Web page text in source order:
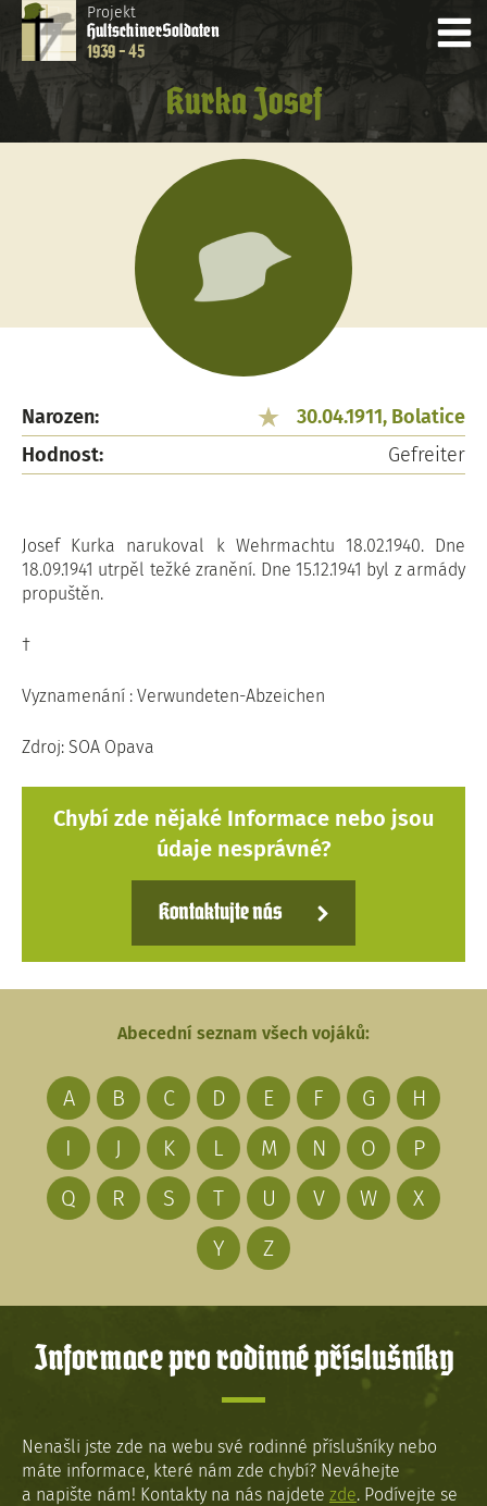
Projekt
HultschinerSoldaten
1939 - 45
Kurka Josef
Narozen:
30.04.1911, Bolatice
Hodnost:
Gefreiter
Josef Kurka narukoval k Wehrmachtu 18.02.1940. Dne
18.09.1941 utrpěl težké zranění. Dne 15.12.1941 byl z armády
propuštěn.
†
Vyznamenání : Verwundeten-Abzeichen
Zdroj: SOA Opava
Chybí zde nějaké Informace nebo jsou
údaje nesprávné?
Kontaktujte nás
Abecední seznam všech vojáků:
A B C D E F G
H
I
J K L M N O
P
Q
R S T U V W
X
Y
Z
Informace pro rodinné příslušníky
Nenašli jste zde na webu své rodinné příslušníky nebo
máte informace, které nám zde chybí? Neváhejte
a napište nám! Kontakty na nás najdete zde. Podívejte se